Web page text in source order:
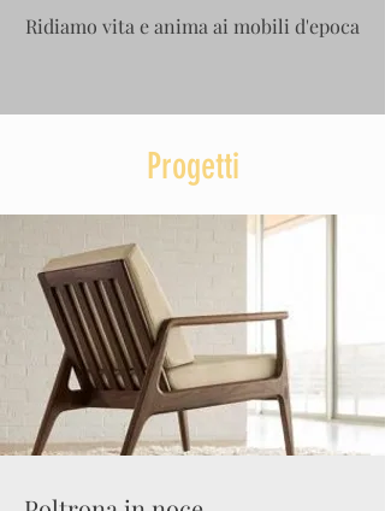
Ridiamo vita e anima ai mobili d'epoca
Progetti